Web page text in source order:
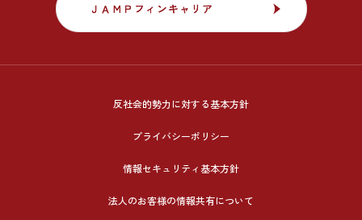
ＪＡＭＰフィンキャリア
ＪＡＭＰフィンキャリア
反社会的勢力に対する基本方針
プライバシーポリシー
情報セキュリティ基本方針
法人のお客様の情報共有について